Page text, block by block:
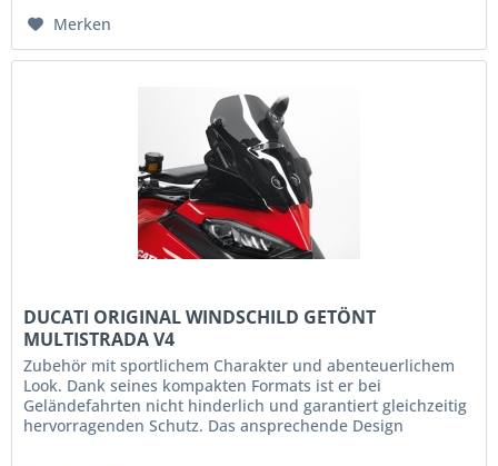
Merken
DUCATI ORIGINAL WINDSCHILD GETÖNT
MULTISTRADA V4
Zubehör mit sportlichem Charakter und abenteuerlichem
Look. Dank seines kompakten Formats ist er bei
Geländefahrten nicht hinderlich und garantiert gleichzeitig
hervorragenden Schutz. Das ansprechende Design